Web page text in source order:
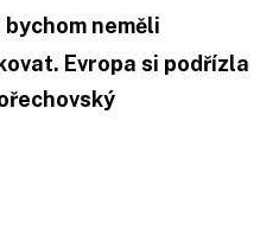
bychom neměli
Evropa si podřízla